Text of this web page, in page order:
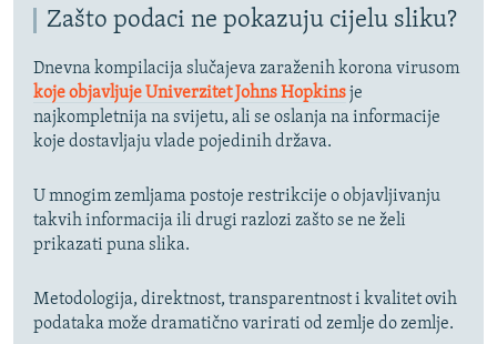
Zašto podaci ne pokazuju cijelu sliku?
Dnevna kompilacija slučajeva zaraženih korona virusom
koje objavljuje Univerzitet Johns Hopkinsje
najkompletnija na svijetu, ali se oslanja na informacije
koje dostavljaju vlade pojedinih država.
U mnogim zemljama postoje restrikcije o objavljivanju
takvih informacija ili drugi razlozi zašto se ne želi
prikazati puna slika.
Metodologija, direktnost, transparentnost i kvalitet ovih
podataka može dramatično varirati od zemlje do zemlje.